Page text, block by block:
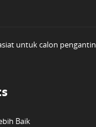
untuk calon pengantin
Baik